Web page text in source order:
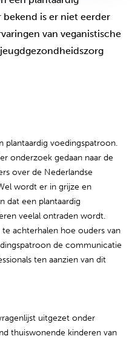
is er niet eerder
van veganistische
plantaardig voedingspatroon.
onderzoek gedaan naar de
over de Nederlandse
wordt er in grijze en
dat een plantaardig
veelal ontraden wordt.
achterhalen hoe ouders van
de communicatie
ten aanzien van dit
uitgezet onder
thuiswonende kinderen van